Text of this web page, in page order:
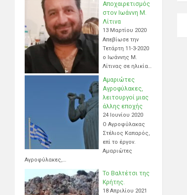
Αποχαιρετισμός
στον Ιωάννη Μ.
Λίτινα
13 Μαρτίου 2020
Απεβίωσε την
Τετάρτη 11-3-2020
ο Ιωάννης Μ.
Λίτινας σε ηλικία…
Αμαριώτες
Αγροφύλακες,
λειτουργοί μιας
άλλης εποχής
24 Ιουνίου 2020
Ο Αγροφύλακας
Στέλιος Καπαρός,
επί το έργον.
Αμαριώτες
Αγροφύλακες,…
Το Βαλτέτσι της
Κρήτης.
18 Απριλίου 2021